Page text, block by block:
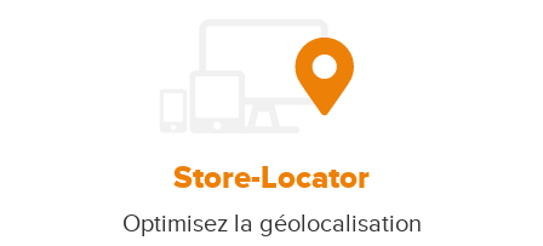
Store-Locator
Optimisez la géolocalisation